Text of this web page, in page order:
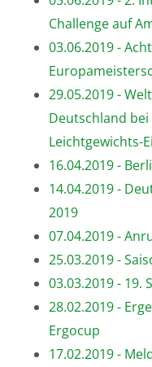
Challenge auf
03.06.2019 -
29.05.2019 -
Deutschland
Leichtgewichts-
16.04.2019 -
14.04.2019 -
2019
07.04.2019 -
25.03.2019 -
03.03.2019 - 19.
28.02.2019 -
Ergocup
17.02.2019 -